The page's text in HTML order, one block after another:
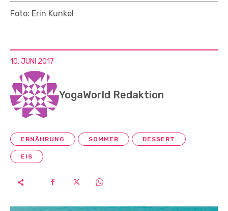
Foto: Erin Kunkel
10. JUNI 2017
YogaWorld Redaktion
ERNÄHRUNG SOMMER DESSERT
EIS